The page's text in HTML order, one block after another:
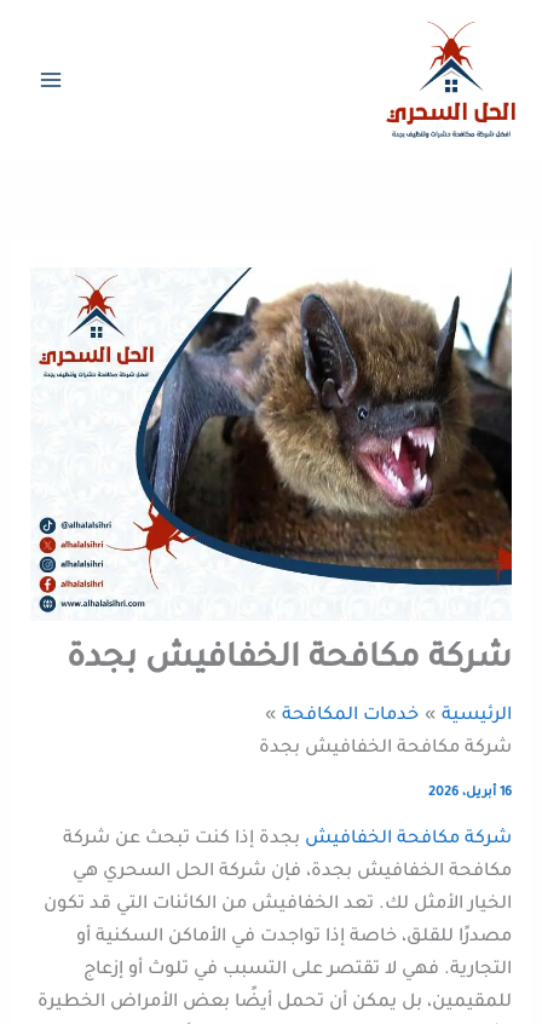
المحتوى
شركة مكافحة الخفافيش بجدة
الرئيسية
خدمات المكافحة
شركة مكافحة الخفافيش بجدة
16 أبريل، 2026
شركة مكافحة الخفافيش بجدة إذا كنت تبحث عن شركة
مكافحة الخفافيش بجدة، فإن شركة الحل السحري هي
الخيار الأمثل لك. تعد الخفافيش من الكائنات التي قد تكون
مصدرًا للقلق، خاصة إذا تواجدت في الأماكن السكنية أو
التجارية. فهي لا تقتصر على التسبب في تلوث أو إزعاج
للمقيمين، بل يمكن أن تحمل أيضًا بعض الأمراض الخطيرة